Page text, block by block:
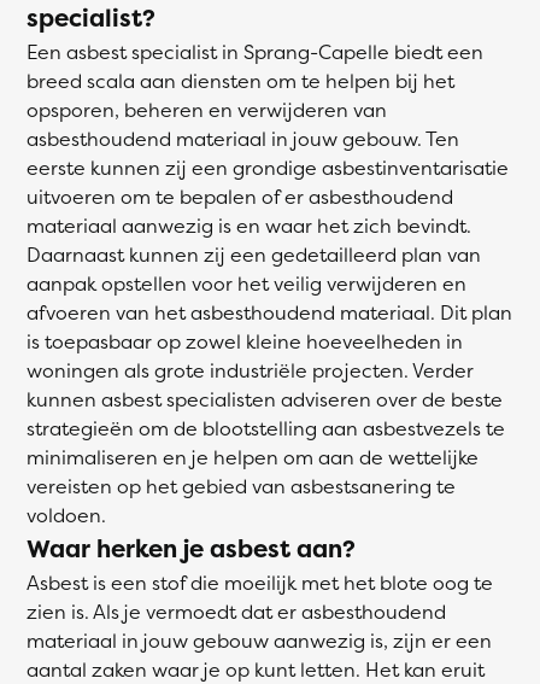
specialist?
Een asbest specialist in Sprang-Capelle biedt een
breed scala aan diensten om te helpen bij het
opsporen, beheren en verwijderen van
asbesthoudend materiaal in jouw gebouw. Ten
eerste kunnen zij een grondige asbestinventarisatie
uitvoeren om te bepalen of er asbesthoudend
materiaal aanwezig is en waar het zich bevindt.
Daarnaast kunnen zij een gedetailleerd plan van
aanpak opstellen voor het veilig verwijderen en
afvoeren van het asbesthoudend materiaal. Dit plan
is toepasbaar op zowel kleine hoeveelheden in
woningen als grote industriële projecten. Verder
kunnen asbest specialisten adviseren over de beste
strategieën om de blootstelling aan asbestvezels te
minimaliseren en je helpen om aan de wettelijke
vereisten op het gebied van asbestsanering te
voldoen.
Waar herken je asbest aan?
Asbest is een stof die moeilijk met het blote oog te
zien is. Als je vermoedt dat er asbesthoudend
materiaal in jouw gebouw aanwezig is, zijn er een
aantal zaken waar je op kunt letten. Het kan eruit